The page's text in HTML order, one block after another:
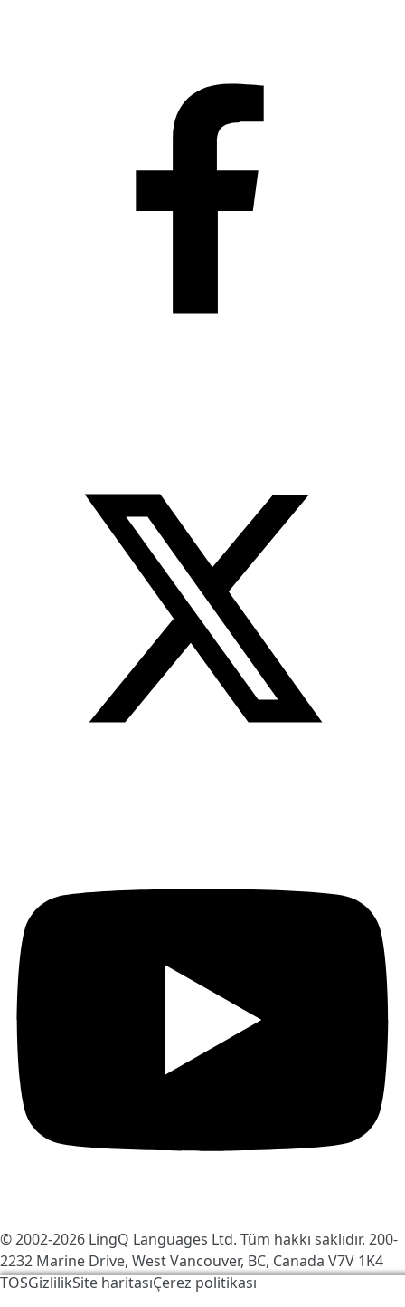
LingQ'yu daha iyi hale getirmek için çerezleri
© 2002-2026 LingQ Languages Ltd. Tüm hakkı saklıdır. 200-
2232 Marine Drive, West Vancouver, BC, Canada V7V 1K4
TOSGizlilikSite haritasıÇerez politikası